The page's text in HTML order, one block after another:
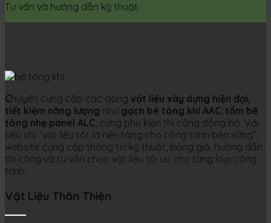
Tư vấn và hướng dẫn kỹ thuật
Chuyên cung cấp các dòng vật liệu xây dựng hiện đại,
tiết kiệm năng lượng như gạch bê tông khí AAC, tấm bê
tông nhẹ panel ALC, cùng phụ kiện thi công đồng bộ. Với
tiêu chí “vật liệu tốt là nền tảng cho công trình bền vững”,
website cung cấp thông tin kỹ thuật, bảng giá, hướng dẫn
thi công và tư vấn chọn vật liệu tối ưu cho từng loại công
trình.
Vật Liệu Thân Thiện